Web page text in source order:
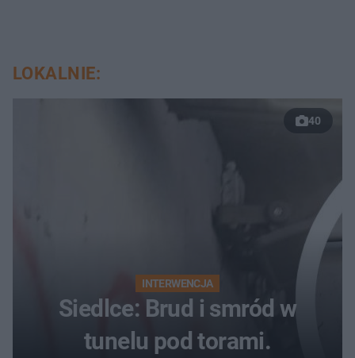
LOKALNIE:
40
INTERWENCJA
Siedlce: Brud i smród w
tunelu pod torami.